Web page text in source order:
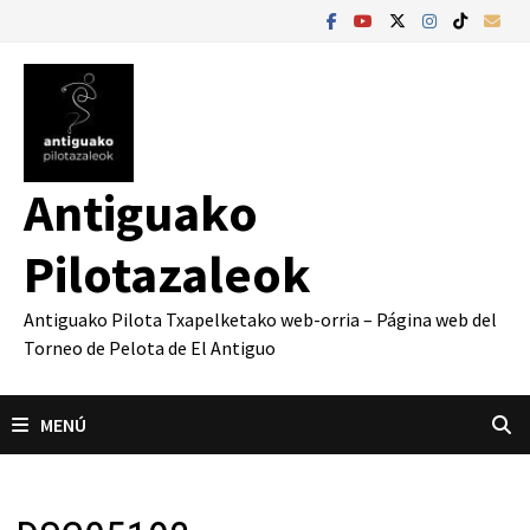
contenido
Antiguako
Pilotazaleok
Antiguako Pilota Txapelketako web-orria – Página web del
Torneo de Pelota de El Antiguo
MENÚ